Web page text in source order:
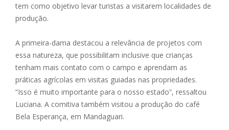
tem como objetivo levar turistas a visitarem localidades de
produção.
A primeira-dama destacou a relevância de projetos com
essa natureza, que possibilitam inclusive que crianças
tenham mais contato com o campo e aprendam as
práticas agrícolas em visitas guiadas nas propriedades.
“Isso é muito importante para o nosso estado”, ressaltou
Luciana. A comitiva também visitou a produção do café
Bela Esperança, em Mandaguari.